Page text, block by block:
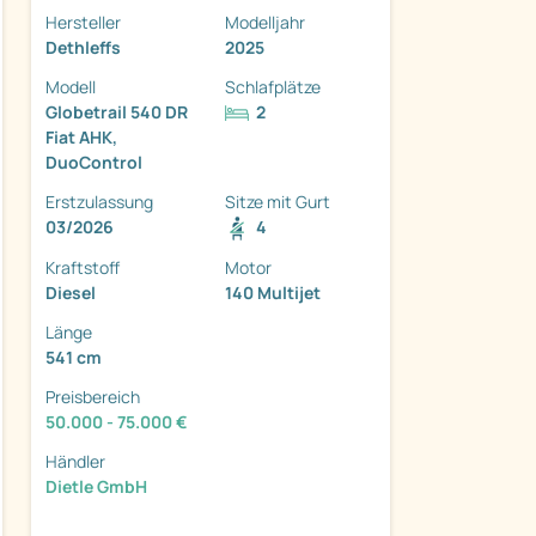
Hersteller
Dethleffs
Modelljahr
2025
Modell
Globetrail 540 DR
Fiat AHK,
DuoControl
Schlafplätze
2
Erstzulassung
03/2026
Sitze mit Gurt
4
Kraftstoff
Diesel
Motor
140 Multijet
Länge
541 cm
Preisbereich
50.000 - 75.000 €
Händler
Dietle GmbH